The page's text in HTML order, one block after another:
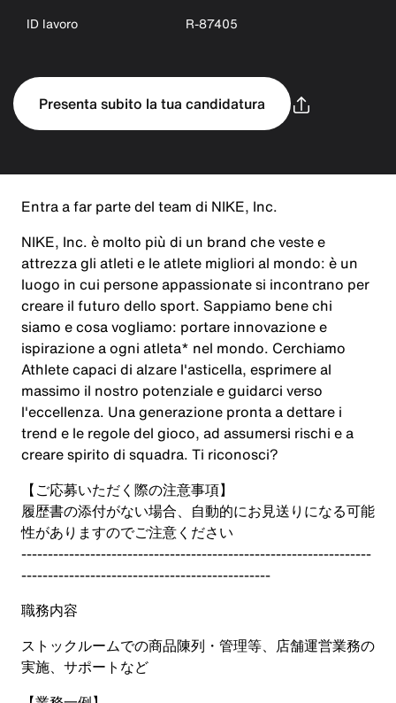
ID lavoro R-87405
Presenta subito la tua candidatura
Entra a far parte del team di NIKE, Inc.
NIKE, Inc. è molto più di un brand che veste e
attrezza gli atleti e le atlete migliori al mondo: è un
luogo in cui persone appassionate si incontrano per
creare il futuro dello sport. Sappiamo bene chi
siamo e cosa vogliamo: portare innovazione e
ispirazione a ogni atleta* nel mondo. Cerchiamo
Athlete capaci di alzare l'asticella, esprimere al
massimo il nostro potenziale e guidarci verso
l'eccellenza. Una generazione pronta a dettare i
trend e le regole del gioco, ad assumersi rischi e a
creare spirito di squadra. Ti riconosci?
【ご応募いただく際の注意事項】
履歴書の添付がない場合、自動的にお見送りになる可能
性がありますのでご注意ください
------------------------------------------------------------------
-----------------------------------------------
職務内容
ストックルームでの商品陳列・管理等、店舗運営業務の
実施、サポートなど